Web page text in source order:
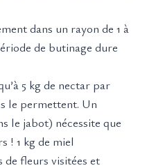
dans un rayon de 1 à
de butinage dure
5 kg de nectar par
le permettent. Un
le jabot) nécessite que
! 1 kg de miel
de fleurs visitées et